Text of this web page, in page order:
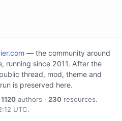
— the community around
running since 2011. After the
thread, mod, theme and
is preserved here.
1120 authors · 230 resources.
UTC.